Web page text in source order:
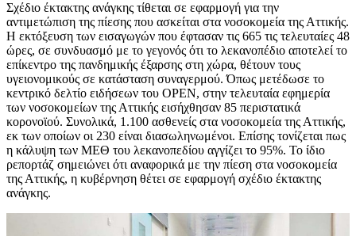
Σχέδιο έκτακτης ανάγκης τίθεται σε εφαρμογή για την
αντιμετώπιση της πίεσης που ασκείται στα νοσοκομεία της Αττικής.
Η εκτόξευση των εισαγωγών που έφτασαν τις 665 τις τελευταίες 48
ώρες, σε συνδυασμό με το γεγονός ότι το λεκανοπέδιο αποτελεί το
επίκεντρο της πανδημικής έξαρσης στη χώρα, θέτουν τους
υγειονομικούς σε κατάσταση συναγερμού. Όπως μετέδωσε το
κεντρικό δελτίο ειδήσεων του OPEN, στην τελευταία εφημερία
των νοσοκομείων της Αττικής εισήχθησαν 85 περιστατικά
κορονοϊού. Συνολικά, 1.100 ασθενείς στα νοσοκομεία της Αττικής,
εκ των οποίων οι 230 είναι διασωληνωμένοι. Επίσης τονίζεται πως
η κάλυψη των ΜΕΘ του λεκανοπεδίου αγγίζει το 95%. Το ίδιο
ρεπορτάζ σημειώνει ότι αναφορικά με την πίεση στα νοσοκομεία
της Αττικής, η κυβέρνηση θέτει σε εφαρμογή σχέδιο έκτακτης
ανάγκης.